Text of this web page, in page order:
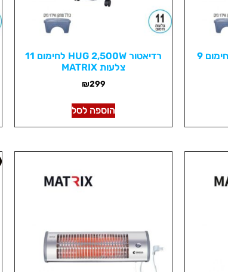
רדיאטור HUG 2,000W לחימום 9
רדיאטור HUG 2,500W לחימום 11
צלעות MATRIX
₪299
הוספה לסל